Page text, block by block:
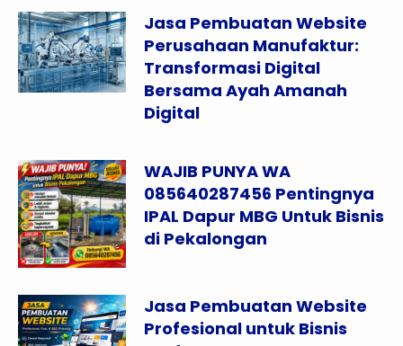
Jasa Pembuatan Website
Perusahaan Manufaktur:
Transformasi Digital
Bersama Ayah Amanah
Digital
WAJIB PUNYA WA
085640287456 Pentingnya
IPAL Dapur MBG Untuk Bisnis
di Pekalongan
Jasa Pembuatan Website
Profesional untuk Bisnis